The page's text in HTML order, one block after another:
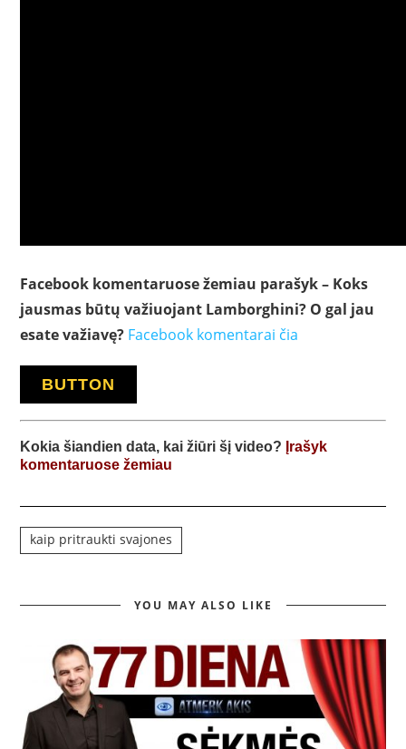
Facebook komentaruose žemiau parašyk – Koks
jausmas būtų važiuojant Lamborghini? O gal jau
esate važiavę? Facebook komentarai čia
BUTTON
Kokia šiandien data, kai žiūri šį video? Įrašyk
komentaruose žemiau
kaip pritraukti svajones
YOU MAY ALSO LIKE